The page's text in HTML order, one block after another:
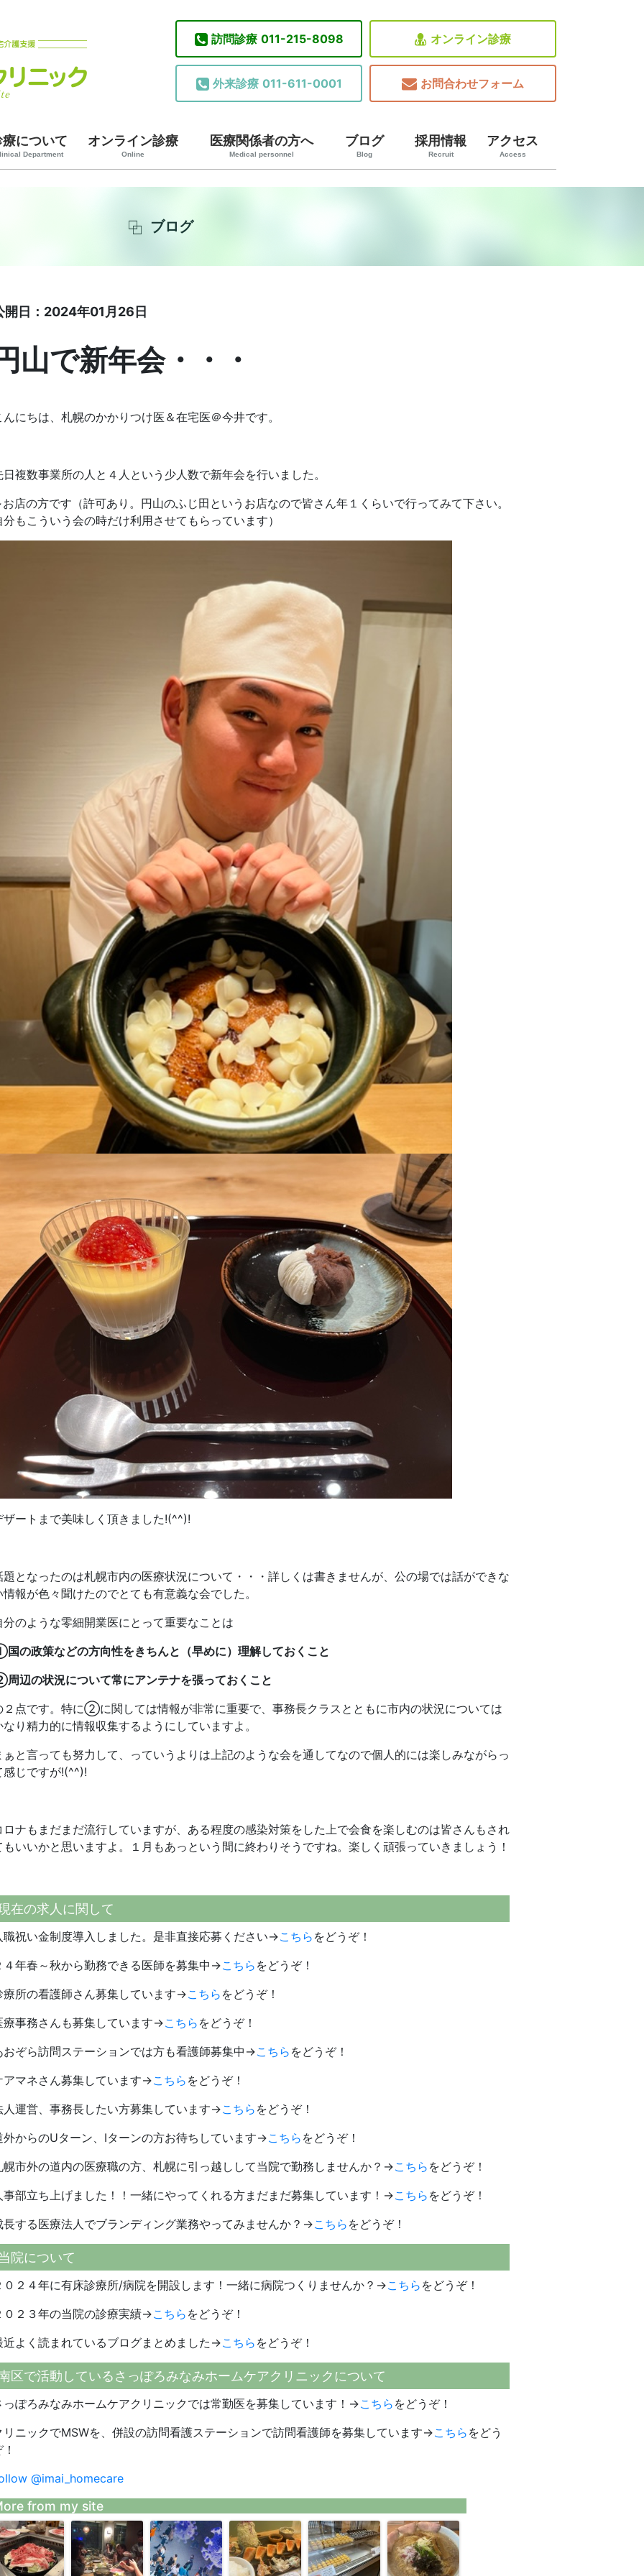
訪問診療 011-215-8098
外来診療 011-611-0001
オンライン診療
お問合わせフォーム
療について
Department
オンライン診療
Online
医療関係者の方へ
Medical personnel
ブログ
Blog
採用情報
Recruit
アクセス
Access
ブログ
開日：2024年01月26日
山で新年会・・・
んにちは、札幌のかかりつけ医＆在宅医＠今井です。
日複数事業所の人と４人という少人数で新年会を行いました。
店の方です（許可あり。円山のふじ田というお店なので皆さん年１くらいで行ってみて下さい。
分もこういう会の時だけ利用させてもらっています）
ザートまで美味しく頂きました!(^^)!
題となったのは札幌市内の医療状況について・・・詳しくは書きませんが、公の場では話ができな
情報が色々聞けたのでとても有意義な会でした。
分のような零細開業医にとって重要なことは
の政策などの方向性をきちんと（早めに）理解しておくこと
辺の状況について常にアンテナを張っておくこと
２点です。特に②に関しては情報が非常に重要で、事務長クラスとともに市内の状況については
なり精力的に情報収集するようにしていますよ。
ぁと言っても努力して、っていうよりは上記のような会を通してなので個人的には楽しみながらっ
感じですが!(^^)!
ロナもまだまだ流行していますが、ある程度の感染対策をした上で会食を楽しむのは皆さんもされ
もいいかと思いますよ。１月もあっという間に終わりそうですね。楽しく頑張っていきましょう！
在の求人に関して
職祝い金制度導入しました。是非直接応募ください→こちら をどうぞ！
４年春～秋から勤務できる医師を募集中→こちら をどうぞ！
療所の看護師さん募集しています→こちら をどうぞ！
療事務さんも募集しています→こちら をどうぞ！
おぞら訪問ステーションでは方も看護師募集中→こちら をどうぞ！
アマネさん募集しています→こちら をどうぞ！
人運営、事務長したい方募集しています→こちら をどうぞ！
外からのUターン、Iターンの方お待ちしています→こちら をどうぞ！
幌市外の道内の医療職の方、札幌に引っ越しして当院で勤務しませんか？→こちら をどうぞ！
事部立ち上げました！！一緒にやってくれる方まだまだ募集しています！→こちら をどうぞ！
長する医療法人でブランディング業務やってみませんか？→こちら をどうぞ！
院について
０２４年に有床診療所/病院を開設します！一緒に病院つくりませんか？→こちら をどうぞ！
０２３年の当院の診療実績→こちら をどうぞ！
近よく読まれているブログまとめました→こちら をどうぞ！
区で活動しているさっぽろみなみホームケアクリニックについて
っぽろみなみホームケアクリニックでは常勤医を募集しています！→こちら をどうぞ！
リニックでMSWを、併設の訪問看護ステーションで訪問看護師を募集しています→こちら をどう
@imai_homecare
from my site